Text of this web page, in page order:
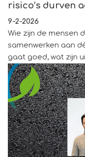
risico’s durven
9-2-2026
Wie zijn de mensen
samenwerken aan
gaat goed, wat zijn
samen te werken
aan Hoofd
Wall en Adviseur
Daalhuizen van
risico. Het is niet
bij opdrachtgevers.
risico’s bij
maatschappelijke